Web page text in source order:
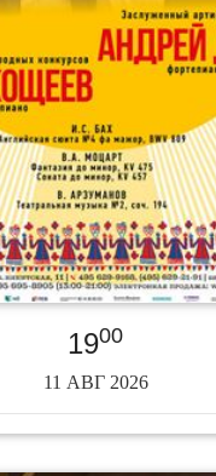
1900
11 АВГ 2026